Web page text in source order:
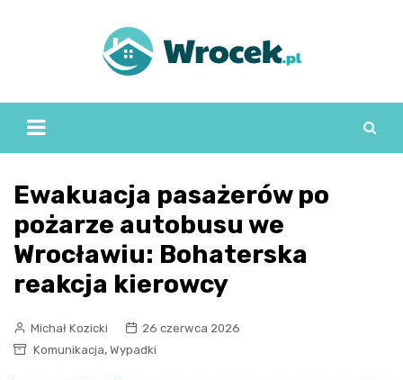
Ewakuacja pasażerów po
pożarze autobusu we
Wrocławiu: Bohaterska
reakcja kierowcy
Michał Kozicki
26 czerwca 2026
Komunikacja, Wypadki